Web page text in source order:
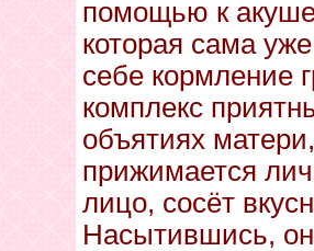
помощью к
которая сама
себе кормление
комплекс
объятиях
прижимается
лицо, сосёт
Насытившись, он